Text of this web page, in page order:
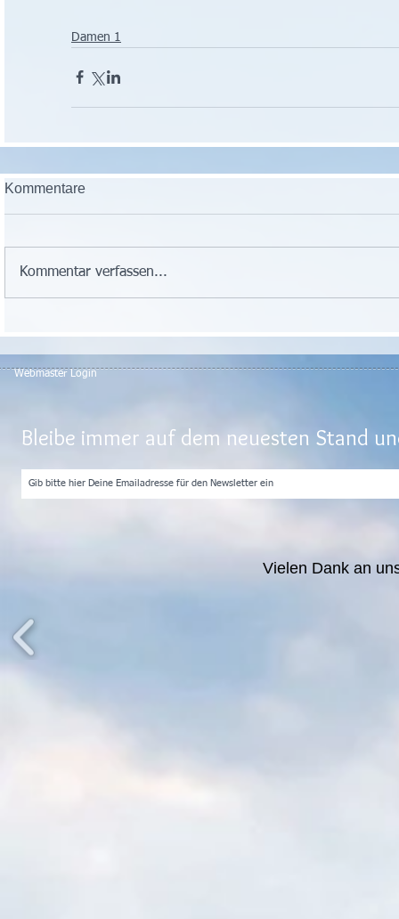
Damen 1
Kommentare
Kommentar verfassen...
Webmaster Login
Bleibe immer auf dem neuesten Stand
Vielen Dank an